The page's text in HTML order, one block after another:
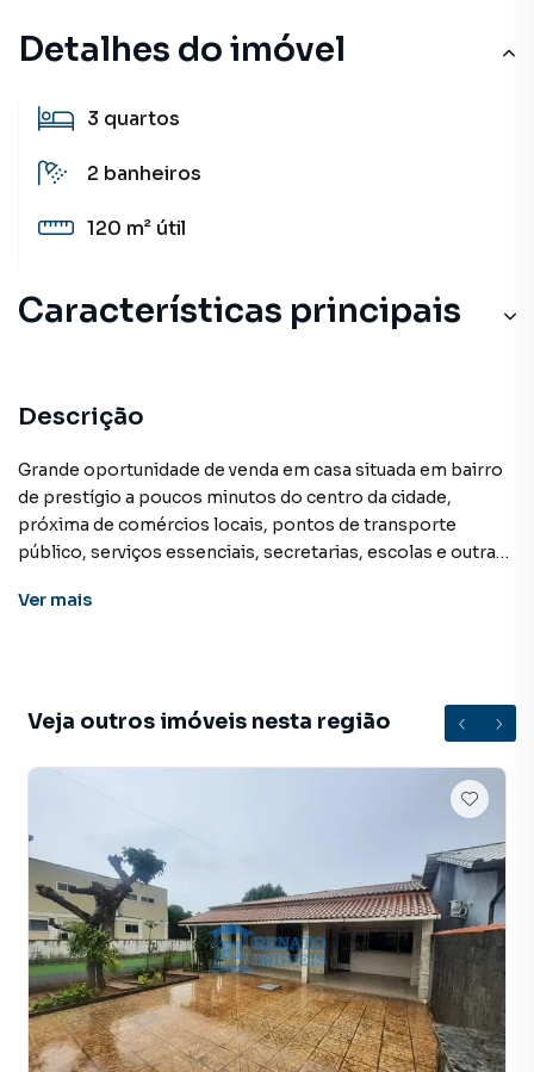
Detalhes do imóvel
3 quartos
2 banheiros
120 m² útil
Características principais
Descrição
Grande oportunidade de venda em casa situada em bairro
de prestígio a poucos minutos do centro da cidade,
próxima de comércios locais, pontos de transporte
público, serviços essenciais, secretarias, escolas e outras
em Maricá. Não encontrou o que procurava ou deseja mais
informações sobre Casa em Maricá? Entre em contato
com nossa equipe pelo telefone (21) 2637-3026.
A RENATO IMÓVEIS tem mais opções de apartamentos,
casas residenciais e comerciais, sobrados, terrenos, lojas
e barracões para venda ou locação, além de
empreendimentos em construção ou lançamentos na
Ver mais
Veja outros imóveis nesta região